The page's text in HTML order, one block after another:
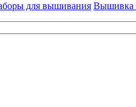
для вышивания Вышивка